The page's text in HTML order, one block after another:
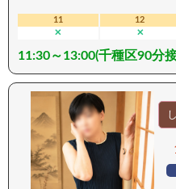
イクラス。 男なら誰しも一度は「こんな女性を抱
きしめてみたい」と願うはず。 そし
が、現実になる瞬間を
りです。 けれど、当の本人はと言えば—— そんな
自身の魅力をひけらか
めで謙虚。 「目の前のあなたを喜ばせたい」 その
一心で、心を込めたご奉
あ…本音を語りすぎたかもし
でもハードルが上がっ
11
✕
12
✕
11:30～13:00(千種区90分